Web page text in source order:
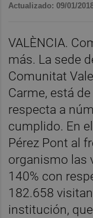
Actualizado: 09/01/
VALÈNCIA.
más. La sede
Comunitat
Carme, está
respecta a
cumplido. En
Pérez Pont al
organismo las
140% con
182.658
institución,